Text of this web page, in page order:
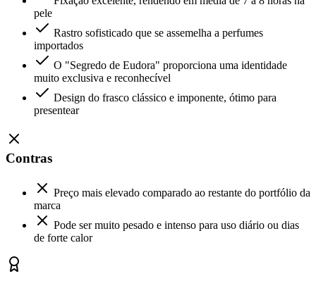
pele
Rastro sofisticado que se assemelha a perfumes
importados
O "Segredo de Eudora" proporciona uma identidade
muito exclusiva e reconhecível
Design do frasco clássico e imponente, ótimo para
presentear
Contras
Preço mais elevado comparado ao restante do portfólio da
marca
Pode ser muito pesado e intenso para uso diário ou dias
de forte calor